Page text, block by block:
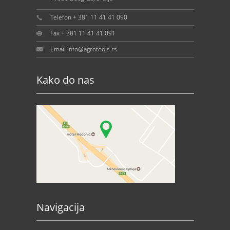
Telefon + 381 11 41 41 090
Fax + 381 11 41 41 091
Email info@agrotools.rs
Kako do nas
Navigacija